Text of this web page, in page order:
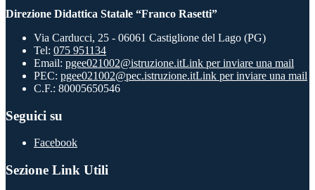
Direzione Didattica Statale “Franco Rasetti”
Via Carducci, 25 - 06061 Castiglione del Lago (PG)
Tel: 075 951134
Email: pgee021002@istruzione.itLink per inviare una mail
PEC: pgee021002@pec.istruzione.itLink per inviare una mail
C.F.: 80005650546
Seguici su
Facebook
Sezione Link Utili